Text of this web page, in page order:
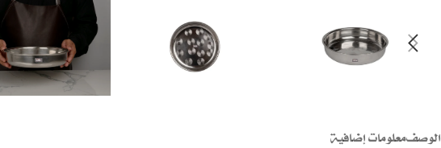
الوصفمعلومات إضافية